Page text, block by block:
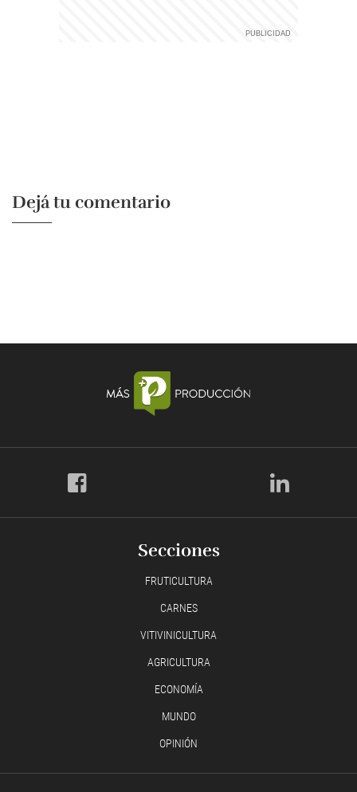
Dejá tu comentario
Secciones
FRUTICULTURA
CARNES
VITIVINICULTURA
AGRICULTURA
ECONOMÍA
MUNDO
OPINIÓN